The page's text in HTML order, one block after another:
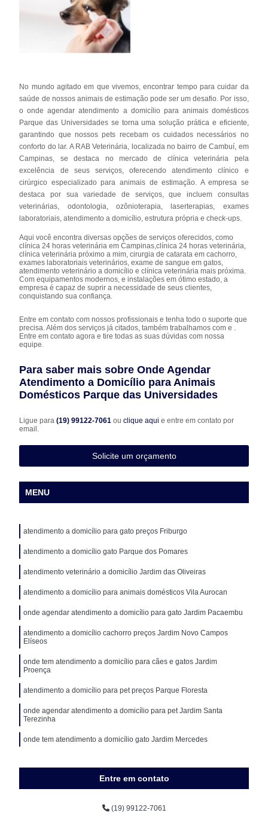
No mundo agitado em que vivemos, encontrar tempo para cuidar da
saúde de nossos animais de estimação pode ser um desafio. Por isso,
o onde agendar atendimento a domicílio para animais domésticos
Parque das Universidades se torna uma solução prática e eficiente,
garantindo que nossos pets recebam os cuidados necessários no
conforto do lar. A RAB Veterinária, localizada no bairro de Cambuí, em
Campinas, se destaca no mercado de clínica veterinária pela
excelência de seus serviços, oferecendo atendimento clínico e
cirúrgico especializado para animais de estimação. A empresa se
destaca por sua variedade de serviços, que incluem consultas
veterinárias, odontologia, ozônioterapia, laserterapias, exames
laboratoriais, atendimento a domicílio, estrutura própria e check-ups.
Aqui você encontra diversas opções de serviços oferecidos, como
clínica 24 horas veterinária em Campinas,clínica 24 horas veterinária,
clínica veterinária próximo a mim, cirurgia de catarata em cachorro,
exames laboratoriais veterinários, exame de sangue em gatos,
atendimento veterinário a domicílio e clínica veterinária mais próxima.
Com equipamentos modernos, e instalações em ótimo estado, a
empresa é capaz de suprir a necessidade de seus clientes,
conquistando sua confiança.
Entre em contato com nossos profissionais e tenha todo o suporte que
precisa. Além dos serviços já citados, também trabalhamos com e .
Entre em contato agora e tire todas as suas dúvidas com nossa
equipe.
Para saber mais sobre Onde Agendar
Atendimento a Domicílio para Animais
Domésticos Parque das Universidades
Ligue para(19) 99122-7061ouclique aqui e entre em contato por
email.
Solicite um orçamento
MENU
atendimento a domicílio para gato preços Friburgo
atendimento a domicílio gato Parque dos Pomares
atendimento veterinário a domicílio Jardim das Oliveiras
atendimento a domicílio para animais domésticos Vila Aurocan
onde agendar atendimento a domicílio para gato Jardim Pacaembu
atendimento a domicílio cachorro preços Jardim Novo Campos
Elíseos
onde tem atendimento a domicílio para cães e gatos Jardim
Proença
atendimento a domicílio para pet preços Parque Floresta
onde agendar atendimento a domicílio para pet Jardim Santa
Terezinha
onde tem atendimento a domicílio gato Jardim Mercedes
Entre em contato
(19) 99122-7061